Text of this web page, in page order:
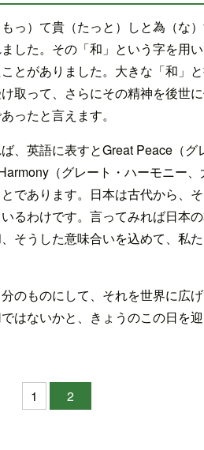
っ）て貴（たっと）しと為（な
した。その「和」という字を用
とがありました。大きな「和」
取って、さらにその精神を後世
ったと言えます。
、英語に表すとGreat Peace（グ
（グレート・ハーモニー、
であります。日本は古代から、
るわけです。言ってみれば日本
うした意味合いを込めて、私
のものにして、それを世界に広
はないかと、きょうのこの日を
1
2